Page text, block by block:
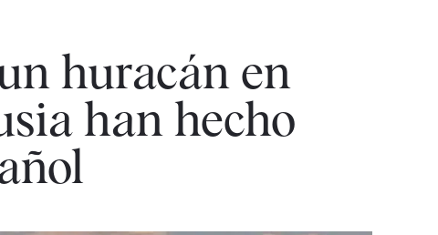
huracán en
han hecho